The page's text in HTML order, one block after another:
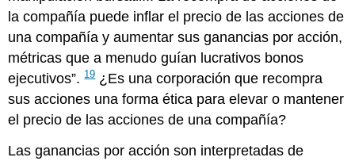
la compañía puede inflar el precio de las acciones de
una compañía y aumentar sus ganancias por acción,
métricas que a menudo guían lucrativos bonos
ejecutivos”.19¿Es una corporación que recompra
sus acciones una forma ética para elevar o mantener
el precio de las acciones de una compañía?
Las ganancias por acción son interpretadas de